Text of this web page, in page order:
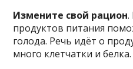
Измените свой рацион.
продуктов питания
голода. Речь идёт о
много клетчатки и белка.